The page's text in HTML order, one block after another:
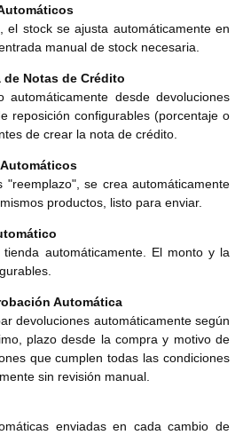
el stock se ajusta automáticamente en
manual de stock necesaria.
Notas de Crédito
automáticamente desde devoluciones
reposición configurables (porcentaje o
de crear la nota de crédito.
"reemplazo", se crea automáticamente
productos, listo para enviar.
automáticamente. El monto y la
Automática
devoluciones automáticamente según
plazo desde la compra y motivo de
que cumplen todas las condiciones
sin revisión manual.
enviadas en cada cambio de